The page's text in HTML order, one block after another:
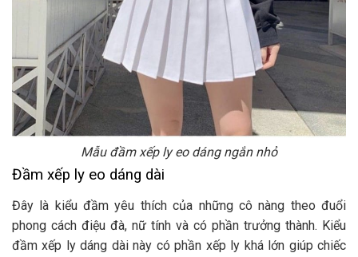
Mẫu đầm xếp ly eo dáng ngắn nhỏ
Đầm xếp ly eo dáng dài
Đây là kiểu đầm yêu thích của những cô nàng theo đuổi
phong cách điệu đà, nữ tính và có phần trưởng thành. Kiểu
đầm xếp ly dáng dài này có phần xếp ly khá lớn giúp chiếc